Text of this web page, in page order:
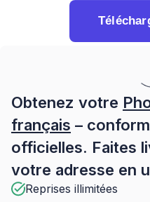
Obtenez votre
français –
officielles. Faites
votre adresse en
Reprises illimitées